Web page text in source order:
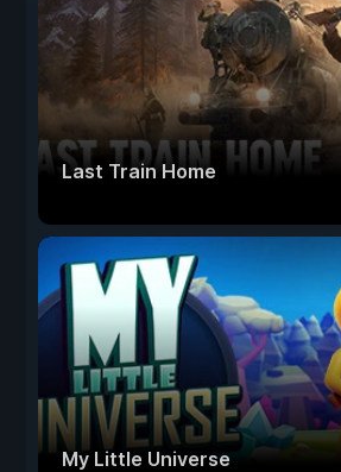
Last Train Home
My Little Universe